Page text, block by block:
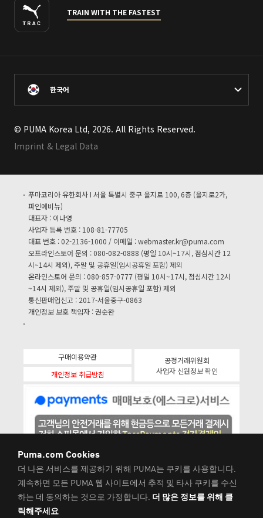
TRAIN WITH THE FASTEST
한국어
© PUMA Korea Ltd, 2026. All Rights Reserved.
Imprint & Legal Data
푸마코리아 유한회사 I 서울 특별시 중구 을지로 100, 6층 (을지로2가,
파인에비뉴)
대표자 : 이나영
사업자 등록 번호 : 108-81-77705
대표 번호 : 02-2136-1000 / 이메일 :webmaster.kr@puma.com
오프라인스토어 문의 : 080-082-0888 (평일 10시~17시, 점심시간 12
시~14시 제외), 주말 및 공휴일(임시공휴일 포함) 제외
온라인스토어 문의 : 080-857-0777 (평일 10시~17시, 점심시간 12시
~14시 제외), 주말 및 공휴일(임시공휴일 포함) 제외
통신판매업신고 : 2017-서울중구-0863
개인정보 보호 책임자 : 권순완
구매이용약관
개인정보 취급방침
공정거래위원회
사업자 신원정보 확인